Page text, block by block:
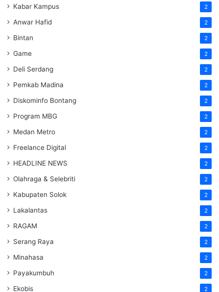
Kabar Kampus 2
Anwar Hafid 2
Bintan 2
Game 2
Deli Serdang 2
Pemkab Madina 2
Diskominfo Bontang 2
Program MBG 2
Medan Metro 2
Freelance Digital 2
HEADLINE NEWS 2
Olahraga & Selebriti 2
Kabupaten Solok 2
Lakalantas 2
RAGAM 2
Serang Raya 2
Minahasa 2
Payakumbuh 2
Ekobis 2